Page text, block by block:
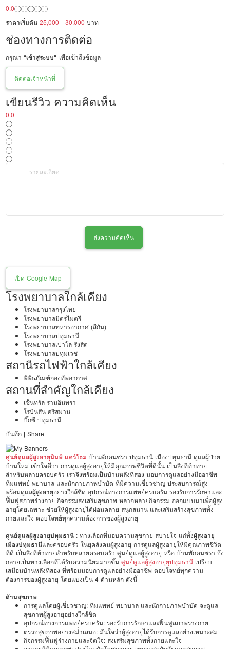
0.0
ราคาเริ่มต้น 25,000 -30,000 บาท
ช่องทางการติดต่อ
กรุณา“เข้าสู่ระบบ” เพื่อเข้าถึงข้อมูล
ติดต่อเจ้าหน้าที่
เขียนรีวิว ความคิดเห็น
0.0
ส่งความคิดเห็น
เปิด Google Map
โรงพยาบาลใกล้เคียง
โรงพยาบาลกรุงไทย
โรงพยาบาลมิตรไมตรี
โรงพยาบาลทหารอากาศ (สีกัน)
โรงพยาบาลปทุมธานี
โรงพยาบาลเปาโล รังสิต
โรงพยาบาลปทุมเวช
สถานีรถไฟฟ้าใกล้เคียง
พิพิธภัณฑ์กองทัพอากาศ
สถานที่สำคัญใกล้เคียง
เซ็นทรัล รามอินทรา
โรบินสัน ศรีสมาน
บิ๊กซี ปทุมธานี
บันทึก | Share
ศูนย์ดูแลผู้สูงอายุนิมฟ์ แคร์โฮมบ้านพักคนชรา ปทุมธานี เมืองปทุมธานี ดูแลผู้ป่วย
บ้านใหม่ เข้าใจดีว่า การดูแลผู้สูงอายุให้มีคุณภาพชีวิตที่ดีนั้น เป็นสิ่งที่ท้าทาย
สำหรับหลายครอบครัว เราจึงพร้อมเป็นบ้านหลังที่สอง มอบการดูแลอย่างมืออาชีพ
ทีมแพทย์ พยาบาล และนักกายภาพบำบัด ที่มีความเชี่ยวชาญ ประสบการณ์สูง
พร้อมดูแลผู้สูงอายุอย่างใกล้ชิด อุปกรณ์ทางการแพทย์ครบครัน รองรับการรักษาและ
ฟื้นฟูสภาพร่างกาย กิจกรรมส่งเสริมสุขภาพ หลากหลายกิจกรรม ออกแบบมาเพื่อผู้สูง
อายุโดยเฉพาะ ช่วยให้ผู้สูงอายุได้ผ่อนคลาย สนุกสนาน และเสริมสร้างสุขภาพทั้ง
กายและใจ ตอบโจทย์ทุกความต้องการของผู้สูงอายุ
ศูนย์ดูแลผู้สูงอายุปทุมธานี : ทางเลือกที่มอบความสุขกาย สบายใจ แก่ทั้งผู้สูงอายุ
เมืองปทุมธานีและครอบครัว ในยุคสังคมผู้สูงอายุ การดูแลผู้สูงอายุให้มีคุณภาพชีวิต
ที่ดี เป็นสิ่งที่ท้าทายสำหรับหลายครอบครัว ศูนย์ดูแลผู้สูงอายุ หรือ บ้านพักคนชรา จึง
กลายเป็นทางเลือกที่ได้รับความนิยมมากขึ้นศูนย์ดูแลผู้สูงอายุยุปทุมธานี เปรียบ
เสมือนบ้านหลังที่สอง ที่พร้อมมอบการดูแลอย่างมืออาชีพ ตอบโจทย์ทุกความ
ต้องการของผู้สูงอายุ โดยแบ่งเป็น 4 ด้านหลัก ดังนี้
ด้านสุขภาพ
การดูแลโดยผู้เชี่ยวชาญ: ทีมแพทย์ พยาบาล และนักกายภาพบำบัด จะดูแล
สุขภาพผู้สูงอายุอย่างใกล้ชิด
อุปกรณ์ทางการแพทย์ครบครัน: รองรับการรักษาและฟื้นฟูสภาพร่างกาย
ตรวจสุขภาพอย่างสม่ำเสมอ: มั่นใจว่าผู้สูงอายุได้รับการดูแลอย่างเหมาะสม
กิจกรรมฟื้นฟูร่างกายและจิตใจ: ส่งเสริมสุขภาพทั้งกายและใจ